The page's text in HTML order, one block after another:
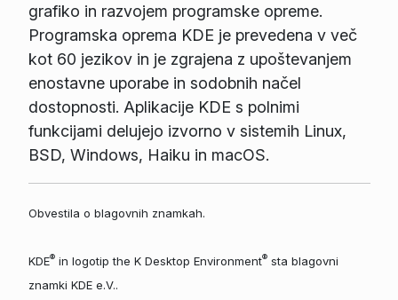
grafiko in razvojem programske opreme.
Programska oprema KDE je prevedena v več
kot 60 jezikov in je zgrajena z upoštevanjem
enostavne uporabe in sodobnih načel
dostopnosti. Aplikacije KDE s polnimi
funkcijami delujejo izvorno v sistemih Linux,
BSD, Windows, Haiku in macOS.
Obvestila o blagovnih znamkah.
KDE®in logotip the K Desktop Environment®sta blagovni
znamki KDE e.V..